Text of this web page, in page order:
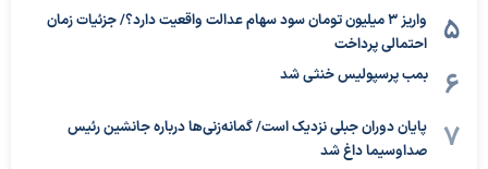
واریز ۳ میلیون تومان سود سهام عدالت واقعیت دارد؟/ جزئیات زمان
احتمالی پرداخت
بمب پرسپولیس خنثی شد
پایان دوران جبلی نزدیک است/ گمانه‌زنی‌ها درباره جانشین رئیس
صداوسیما داغ شد